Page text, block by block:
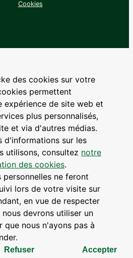
Cookies
des cookies sur votre
permettent
expérience de site web et
plus personnalisés,
et via d'autres médias.
d'informations sur les
utilisons, consultez notre
des cookies.
ne feront
lors de votre visite sur
en vue de respecter
devrons utiliser un
nous n'ayons pas à
Refuser Accepter